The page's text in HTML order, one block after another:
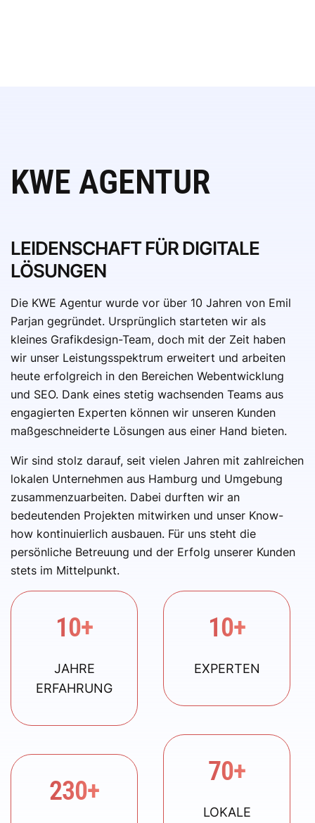
KWE AGENTUR
LEIDENSCHAFT FÜR DIGITALE
LÖSUNGEN
Die KWE Agentur wurde vor über 10 Jahren von Emil
Parjan gegründet. Ursprünglich starteten wir als
kleines Grafikdesign-Team, doch mit der Zeit haben
wir unser Leistungsspektrum erweitert und arbeiten
heute erfolgreich in den Bereichen Webentwicklung
und SEO. Dank eines stetig wachsenden Teams aus
engagierten Experten können wir unseren Kunden
maßgeschneiderte Lösungen aus einer Hand bieten.
Wir sind stolz darauf, seit vielen Jahren mit zahlreichen
lokalen Unternehmen aus Hamburg und Umgebung
zusammenzuarbeiten. Dabei durften wir an
bedeutenden Projekten mitwirken und unser Know-
how kontinuierlich ausbauen. Für uns steht die
persönliche Betreuung und der Erfolg unserer Kunden
stets im Mittelpunkt.
10+
JAHRE
ERFAHRUNG
230+
10+
EXPERTEN
70+
LOKALE